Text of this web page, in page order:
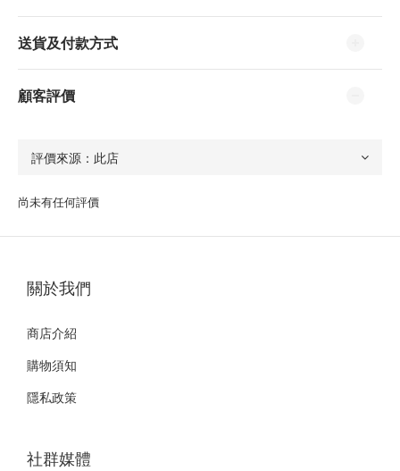
送貨及付款方式
顧客評價
尚未有任何評價
關於我們
商店介紹
購物須知
隱私政策
社群媒體